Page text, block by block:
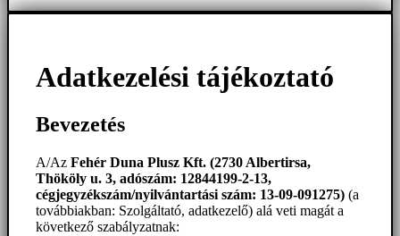
Adatkezelési tájékoztató
Bevezetés
A/Az Fehér Duna Plusz Kft. (2730 Albertirsa,
Thököly u. 3, adószám: 12844199-2-13,
cégjegyzékszám/nyilvántartási szám: 13-09-091275) (a
továbbiakban: Szolgáltató, adatkezelő) alá veti magát a
következő szabályzatnak: